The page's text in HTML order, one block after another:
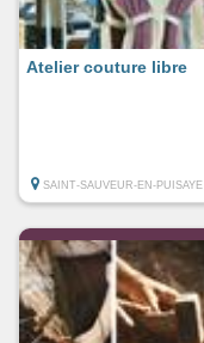
Atelier couture libre
SAINT-SAUVEUR-EN-PUISAYE